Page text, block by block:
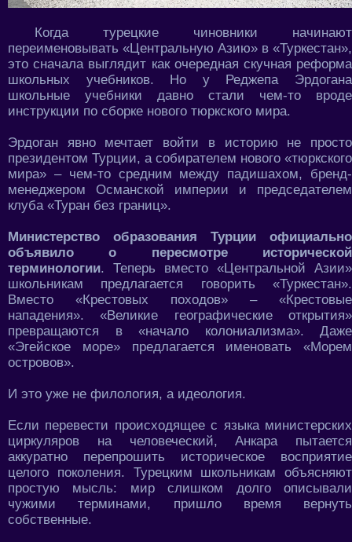
Когда турецкие чиновники начинают
переименовывать «Центральную Азию» в «Туркестан»,
это сначала выглядит как очередная скучная реформа
школьных учебников. Но у Реджепа Эрдогана
школьные учебники давно стали чем-то вроде
инструкции по сборке нового тюркского мира.
Эрдоган явно мечтает войти в историю не просто
президентом Турции, а собирателем нового «тюркского
мира» – чем-то средним между падишахом, бренд-
менеджером Османской империи и председателем
клуба «Туран без границ».
Министерство образования Турции официально
объявило о пересмотре исторической
терминологии. Теперь вместо «Центральной Азии»
школьникам предлагается говорить «Туркестан».
Вместо «Крестовых походов» – «Крестовые
нападения». «Великие географические открытия»
превращаются в «начало колониализма». Даже
«Эгейское море» предлагается именовать «Морем
островов».
И это уже не филология, а идеология.
Если перевести происходящее с языка министерских
циркуляров на человеческий, Анкара пытается
аккуратно перепрошить историческое восприятие
целого поколения. Турецким школьникам объясняют
простую мысль: мир слишком долго описывали
чужими терминами, пришло время вернуть
собственные.